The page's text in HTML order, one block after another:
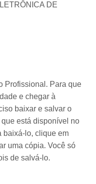
DE
Profissional. Para que
e chegar à
baixar e salvar o
está disponível no
baixá-lo, clique em
uma cópia. Você só
de salvá-lo.